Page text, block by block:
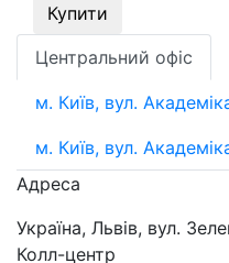
Купити
Центральний офіс
м. Київ, вул.
м. Київ, вул.
Адреса
Україна, Львів, вул.
Колл-центр